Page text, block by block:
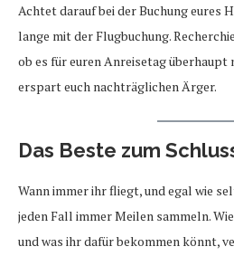
Achtet darauf bei der Buchung eures
lange mit der Flugbuchung.
ob es für euren Anreisetag überhaupt
erspart euch nachträglichen Ärger.
Das Beste zum
Wann immer ihr fliegt, und egal wie
jeden Fall immer Meilen sammeln.
und was ihr dafür bekommen könnt,